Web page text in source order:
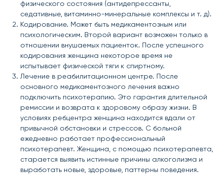
физического состояния (антидепрессанты,
седативные, витаминно-минеральные комплексы и т. д).
Кодирование. Может быть медикаментозным или
психологическим. Второй вариант возможен только в
отношении внушаемых пациенток. После успешного
кодирования женщина некоторое время не
испытывает физической тяги к спиртному.
Лечение в реабилитационном центре. После
основного медикаментозного лечения важно
подключить психотерапию. Это гарантия длительной
ремиссии и возврата к здоровому образу жизни. В
условиях ребцентра женщина находится вдали от
привычной обстановки и стрессов. С больной
ежедневно работает профессиональный
психотерапевт. Женщина, с помощью психотерапевта,
старается выявить истинные причины алкоголизма и
выработать новые, здоровые, паттерны поведения.